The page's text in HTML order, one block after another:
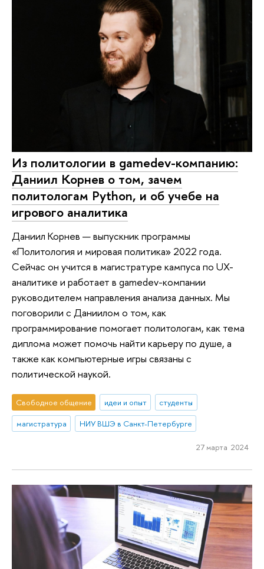
Из политологии в gamedev-компанию:
Даниил Корнев о том, зачем
политологам Python, и об учебе на
игрового аналитика
Даниил Корнев — выпускник программы
«Политология и мировая политика» 2022 года.
Сейчас он учится в магистратуре кампуса по UX-
аналитике и работает в gamedev-компании
руководителем направления анализа данных. Мы
поговорили с Даниилом о том, как
программирование помогает политологам, как тема
диплома может помочь найти карьеру по душе, а
также как компьютерные игры связаны с
политической наукой.
Свободное общение идеи и опыт
студенты
магистратура
НИУ ВШЭ в Санкт-Петербурге
27 марта 2024